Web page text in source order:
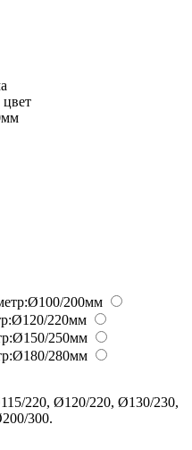
Ø100/200мм
Ø120/220мм
Ø150/250мм
Ø180/280мм
220, Ø120/220, Ø130/230,
300.